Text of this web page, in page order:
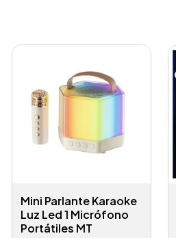
Mini Parlante Karaoke
Luz Led 1 Micrófono
Portátiles MT